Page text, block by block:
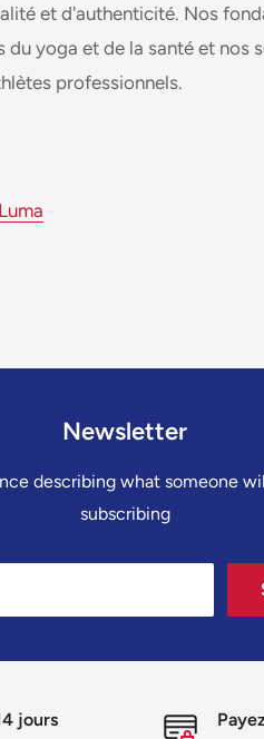
et d'authenticité. Nos
yoga et de la santé et nos
professionnels.
Newsletter
describing what someone
subscribing
jours